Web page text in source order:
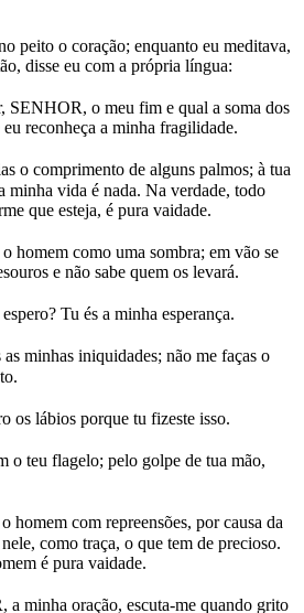
peito o coração; enquanto eu meditava,
disse eu com a própria língua:
SENHOR, o meu fim e qual a soma dos
eu reconheça a minha fragilidade.
o comprimento de alguns palmos; à tua
minha vida é nada. Na verdade, todo
que esteja, é pura vaidade.
homem como uma sombra; em vão se
e não sabe quem os levará.
Tu és a minha esperança.
minhas iniquidades; não me faças o
os lábios porque tu fizeste isso.
o teu flagelo; pelo golpe de tua mão,
homem com repreensões, por causa da
como traça, o que tem de precioso.
é pura vaidade.
a minha oração, escuta-me quando grito